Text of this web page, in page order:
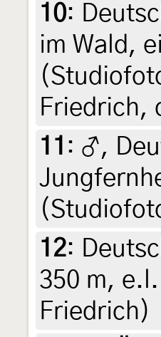
10:
im Wald,
Friedrich,
11 : ♂,
12:
350 m,
Friedrich)